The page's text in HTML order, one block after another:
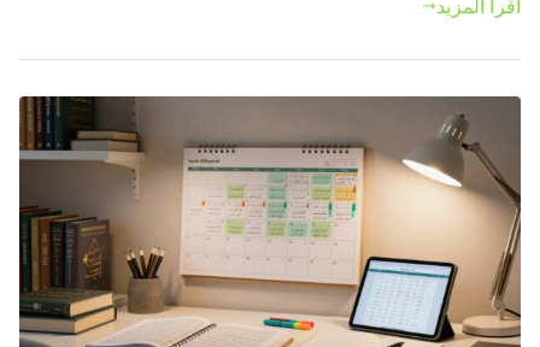
والارتباط
بالله
تواصل
معنا
اقرأ المزيد